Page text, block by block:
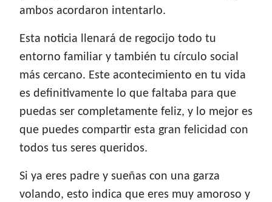
ambos acordaron intentarlo.
Esta noticia llenará de regocijo todo tu
entorno familiar y también tu círculo social
más cercano. Este acontecimiento en tu vida
es definitivamente lo que faltaba para que
puedas ser completamente feliz, y lo mejor es
que puedes compartir esta gran felicidad con
todos tus seres queridos.
Si ya eres padre y sueñas con una garza
volando, esto indica que eres muy amoroso y